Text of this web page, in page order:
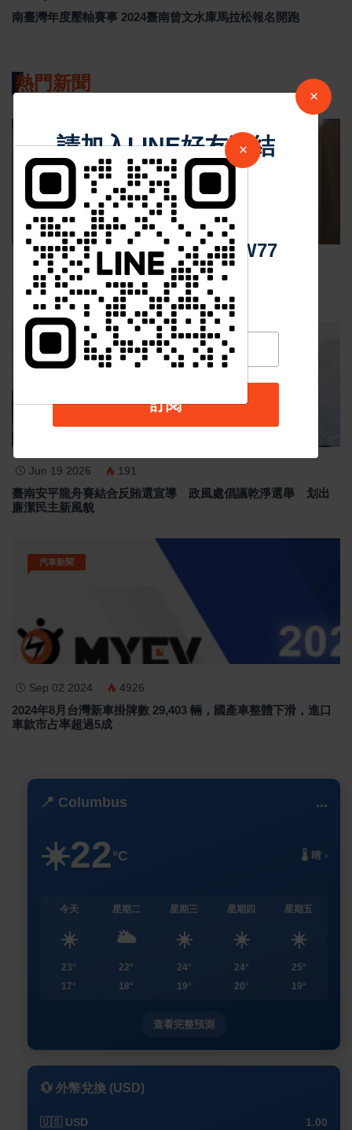
南臺灣年度壓軸賽事 2024臺南曾文水庫馬拉松報名開跑
熱門新聞
影音新聞
Nov 19 2025 1048
台中個人燒肉！自己做烤串丼！好吃又好玩！
Jun 19 2026 191
臺南安平龍舟賽結合反賄選宣導 政風處倡議乾淨選舉 划出
廉潔民主新風貌
汽車新聞
Sep 02 2024 4926
2024年8月台灣新車掛牌數 29,403 輛，國產車整體下滑，進口
車款市占率超過5成
📍 Columbus ...
☀️22°C 🌡️ 晴 ›
今天
☀️
23°
17°
星期二
🌥️
22°
18°
星期三
☀️
24°
19°
星期四
☀️
24°
20°
星期五
☀️
25°
19°
查看完整預測
💱 外幣兌換 (USD)
🇺🇸 USD 1.00
×
請加入LINE好友連結
中 華 超 傳 媒
Https://reurl.cc/adqW77
訂閱
×